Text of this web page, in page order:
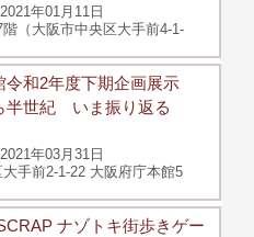
年01月11日
（大阪市中央区大手前4-1-
令和2年度下期企画展示
半世紀 いま振り返る
年03月31日
手前2-1-22 大阪府庁本館5
ナゾトキ街歩きゲー